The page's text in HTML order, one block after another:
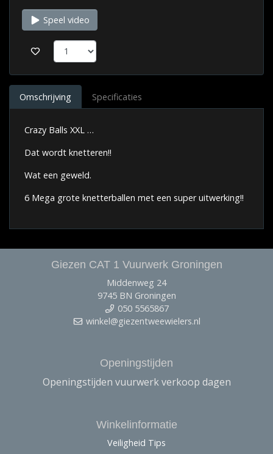
Speel video
Omschrijving Specificaties
Crazy Balls XXL …
Dat wordt knetteren!!
Wat een geweld.
6 Mega grote knetterballen met een super uitwerking!!
Giezen CAT 1 Vuurwerk Groningen
Middenweg 24
9745 BN Groningen
050 5565867
winkel@giezentweewielers.nl
Openingstijden
Openingstijden vuurwerk verkoop dagen
Winkelinformatie
Veiligheid Tips